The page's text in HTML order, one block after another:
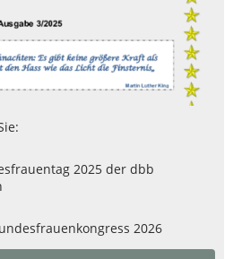
2025 der dbb
2026